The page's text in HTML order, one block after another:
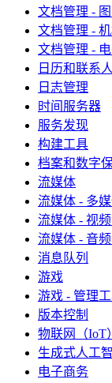
文档管理 -
文档管理 -
文档管理 -
日历和联系人
日志管理
时间服务器
服务发现
构建工具
档案和数字
流媒体
流媒体 - 多
流媒体 - 视
流媒体 - 音
消息队列
游戏
游戏 - 管理
版本控制
物联网（IoT）
生成式人工
电子商务